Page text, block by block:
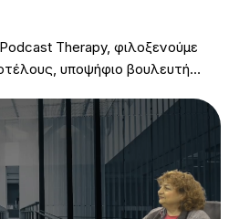
Therapy, φιλοξενούμε
υποψήφιο βουλευτή…